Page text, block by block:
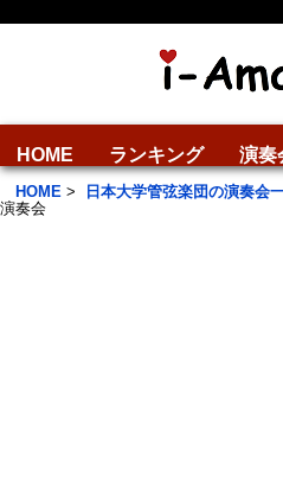
HOME ランキング 演奏
HOME > 日本大学管弦楽団の演奏会
演奏会